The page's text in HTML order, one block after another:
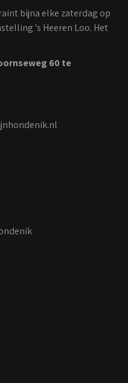
bijna elke zaterdag op
's Heeren Loo. Het
60 te